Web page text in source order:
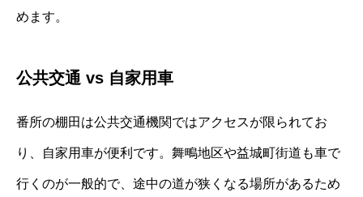
めます。
公共交通 vs 自家用車
番所の棚田は公共交通機関ではアクセスが限られてお
り、自家用車が便利です。舞鴫地区や益城町街道も車で
行くのが一般的で、途中の道が狭くなる場所があるため